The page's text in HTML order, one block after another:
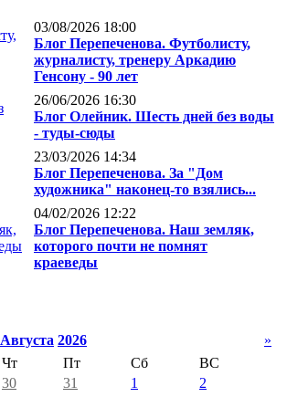
03/08/2026 18:00
Блог Перепеченова. Футболисту,
журналисту, тренеру Аркадию
Генсону - 90 лет
26/06/2026 16:30
Блог Олейник. Шесть дней без воды
- туды-сюды
23/03/2026 14:34
Блог Перепеченова. За "Дом
художника" наконец-то взялись...
04/02/2026 12:22
Блог Перепеченова. Наш земляк,
которого почти не помнят
краеведы
Августа 2026
»
Чт Пт Сб
ВС
30 31 1
2